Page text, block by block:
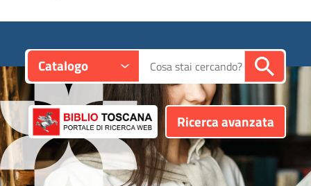
Catalogo Cerca su "Catalogo"
Ricerca avanzata